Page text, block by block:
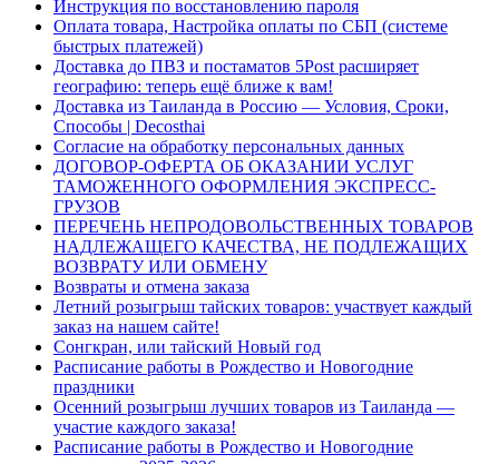
Инструкция по восстановлению пароля
Оплата товара, Настройка оплаты по СБП (системе
быстрых платежей)
Доставка до ПВЗ и постаматов 5Post расширяет
географию: теперь ещё ближе к вам!
Доставка из Таиланда в Россию — Условия, Сроки,
Способы | Decosthai
Согласие на обработку персональных данных
ДОГОВОР-ОФЕРТА ОБ ОКАЗАНИИ УСЛУГ
ТАМОЖЕННОГО ОФОРМЛЕНИЯ ЭКСПРЕСС-
ГРУЗОВ
ПЕРЕЧЕНЬ НЕПРОДОВОЛЬСТВЕННЫХ ТОВАРОВ
НАДЛЕЖАЩЕГО КАЧЕСТВА, НЕ ПОДЛЕЖАЩИХ
ВОЗВРАТУ ИЛИ ОБМЕНУ
Возвраты и отмена заказа
Летний розыгрыш тайских товаров: участвует каждый
заказ на нашем сайте!
Сонгкран, или тайский Новый год
Расписание работы в Рождество и Новогодние
праздники
Осенний розыгрыш лучших товаров из Таиланда —
участие каждого заказа!
Расписание работы в Рождество и Новогодние